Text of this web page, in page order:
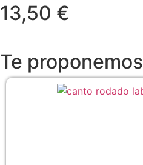
13,50 €
Te proponemos